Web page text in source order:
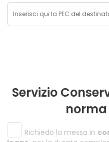
Servizio
Richiedo la messa in